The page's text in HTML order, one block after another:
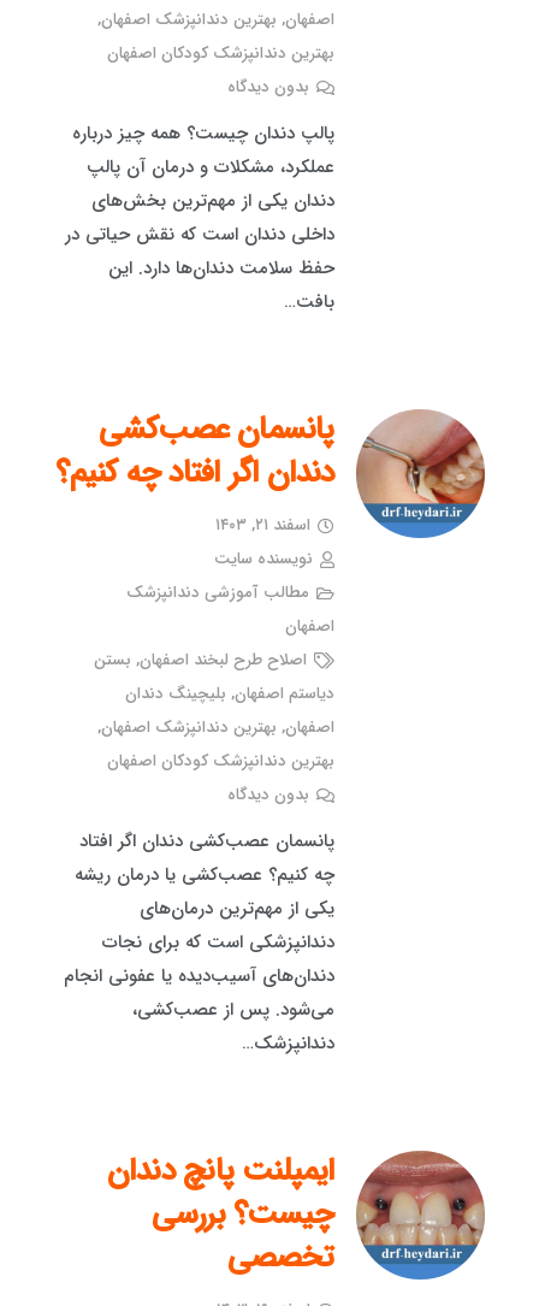
اصفهان, بهترین دندانپزشک اصفهان,
بهترین دندانپزشک کودکان اصفهان
بدون دیدگاه
پالپ دندان چیست؟ همه چیز درباره
عملکرد، مشکلات و درمان آن پالپ
دندان یکی از مهم‌ترین بخش‌های
داخلی دندان است که نقش حیاتی در
حفظ سلامت دندان‌ها دارد. این
بافت…
پانسمان عصب‌کشی
دندان اگر افتاد چه کنیم؟
اسفند ۲۱, ۱۴۰۳
نویسنده سایت
مطالب آموزشی دندانپزشک
اصفهان
اصلاح طرح لبخند اصفهان, بستن
دیاستم اصفهان, بلیچینگ دندان
اصفهان, بهترین دندانپزشک اصفهان,
بهترین دندانپزشک کودکان اصفهان
بدون دیدگاه
پانسمان عصب‌کشی دندان اگر افتاد
چه کنیم؟ عصب‌کشی یا درمان ریشه
یکی از مهم‌ترین درمان‌های
دندانپزشکی است که برای نجات
دندان‌های آسیب‌دیده یا عفونی انجام
می‌شود. پس از عصب‌کشی،
دندانپزشک…
ایمپلنت پانچ دندان
چیست؟ بررسی
تخصصی